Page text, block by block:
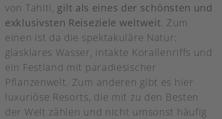
von Tahiti, gilt als eines der schönsten und
exklusivsten Reiseziele weltweit. Zum
einen ist da die spektakuläre Natur:
glasklares Wasser, intakte Korallenriffs und
ein Festland mit paradiesischer
Pflanzenwelt. Zum anderen gibt es hier
luxuriöse Resorts, die mit zu den Besten
der Welt zählen und nicht umsonst häufig